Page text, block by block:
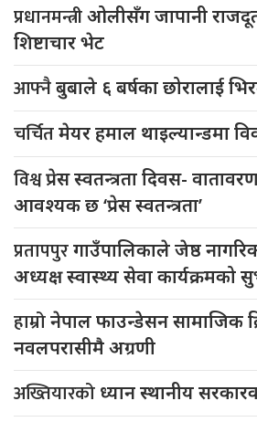
प्रधानमन्त्रीओलीसँग जापानी
शिष्टाचार भेट
आफ्नैबुबाले ६ बर्षका छोरालाई
चर्चितमेयर हमाल थाइल्यान्डमा
विश्वप्रेस स्वतन्त्रता दिवस-
आवश्यक छ ‘प्रेस स्वतन्त्रता’
प्रतापपुरगाउँपालिकाले जेष्ठ
अध्यक्ष स्वास्थ्य सेवा कार्यक्रमको
हाम्रोनेपाल फाउन्डेसन सामाजिक
नवलपरासीमै अग्रणी
अख्तियारको ध्यान स्थानीय